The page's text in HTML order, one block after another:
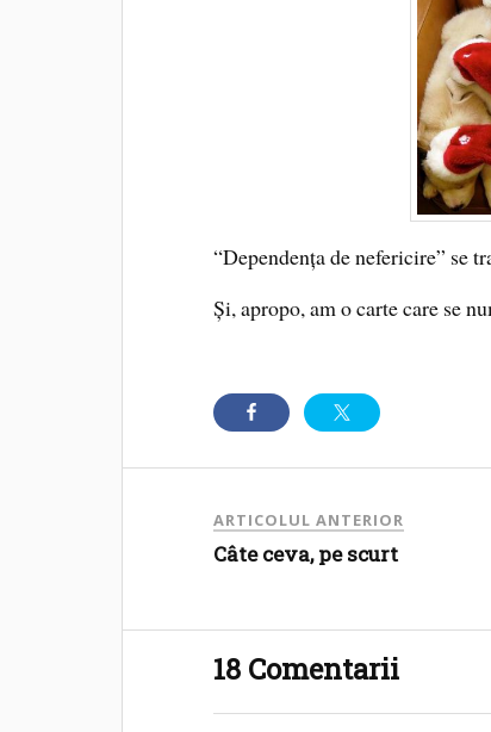
“Dependenţa de nefericire” se
Şi, apropo, am o carte care se
ARTICOLUL ANTERIOR
Câte ceva, pe scurt
18 Comentarii